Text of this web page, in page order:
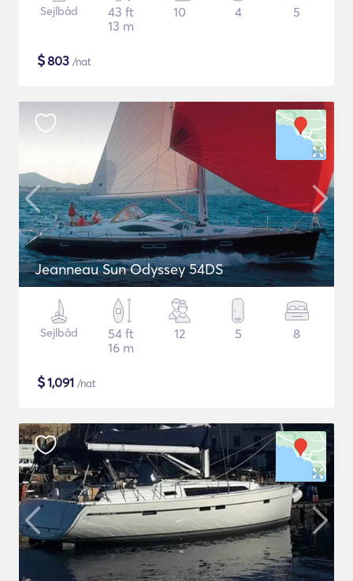
Sejlbåd
43 ft
13 m
10 4 5
$803 /nat
Jeanneau Sun Odyssey 54DS
Sejlbåd
54 ft
16 m
12 5 8
$1,091 /nat